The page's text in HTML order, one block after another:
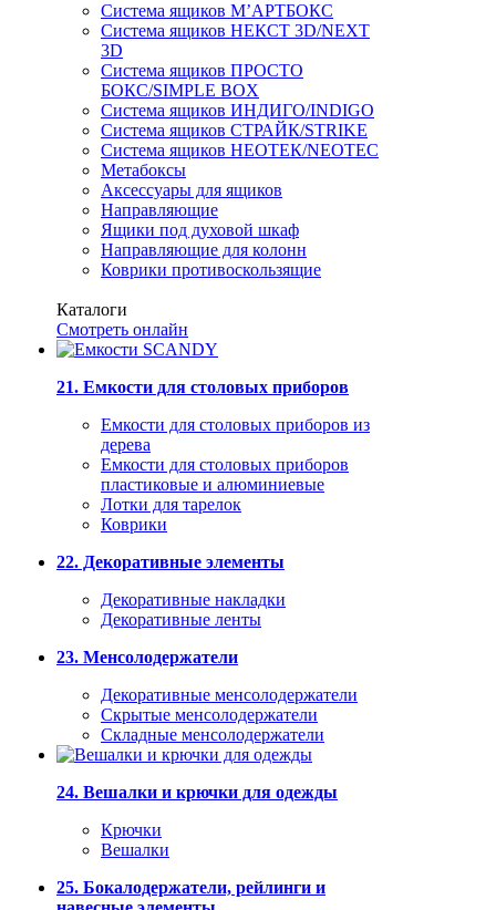
Система ящиков М’АРТБОКС
Система ящиков НЕКСТ 3D/NEXT
3D
Система ящиков ПРОСТО
БОКС/SIMPLE BOX
Система ящиков ИНДИГО/INDIGO
Система ящиков СТРАЙК/STRIKE
Система ящиков НЕОТЕК/NEOTEC
Метабоксы
Аксессуары для ящиков
Направляющие
Ящики под духовой шкаф
Направляющие для колонн
Коврики противоскользящие
Каталоги
Смотреть онлайн
21. Емкости для столовых приборов
Емкости для столовых приборов из
дерева
Емкости для столовых приборов
пластиковые и алюминиевые
Лотки для тарелок
Коврики
22. Декоративные элементы
Декоративные накладки
Декоративные ленты
23. Менсолодержатели
Декоративные менсолодержатели
Скрытые менсолодержатели
Складные менсолодержатели
24. Вешалки и крючки для одежды
Крючки
Вешалки
25. Бокалодержатели, рейлинги и